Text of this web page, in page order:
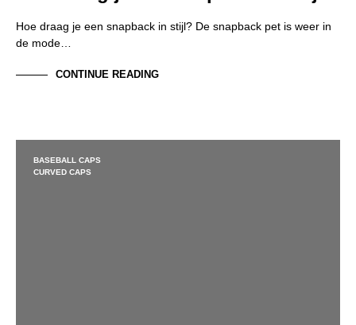
Hoe draag je een snapback in stijl? De snapback pet is weer in
de mode…
CONTINUE READING
BASEBALL CAPS
CURVED CAPS